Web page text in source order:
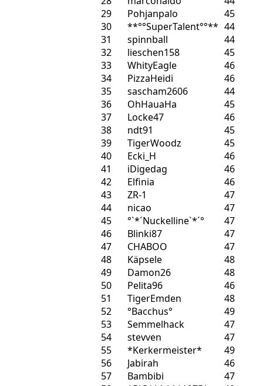
29
Pohjanpalo
45
30
**°°SuperTalent°°** 44
31
spinnball
44
32
lieschen158
45
33
WhityEagle
46
34
PizzaHeidi
46
35
sascham2606
44
36
OhHauaHa
45
37
Locke47
46
38
ndt91
45
39
TigerWoodz
45
40
Ecki_H
46
41
iDigedag
46
42
Elfinia
46
43
ZR-1
47
44
nicao
47
45
°`*´Nuckelline`*´°
47
46
Blinki87
47
47
CHABOO
47
48
Käpsele
48
49
Damon26
48
50
Pelita96
46
51
TigerEmden
48
52
°Bacchus°
49
53
Semmelhack
47
54
stevven
47
55
*Kerkermeister*
49
56
Jabirah
46
57
Bambibi
47